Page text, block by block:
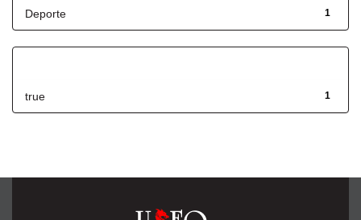
1
Deporte
1
true